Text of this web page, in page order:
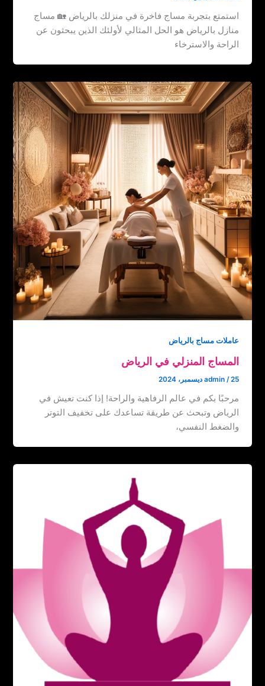
استمتع بتجربة مساج فاخرة في منزلك بالرياض 🏡 مساج
منازل بالرياض هو الحل المثالي لأولئك الذين يبحثون عن
الراحة والاسترخاء
عاملات مساج بالرياض
المساج المنزلي في الرياض
admin /25 ديسمبر، 2024
مرحبًا بكم في عالم الرفاهية والراحة! إذا كنت تعيش في
الرياض وتبحث عن طريقة تساعدك على تخفيف التوتر
والضغط النفسي،